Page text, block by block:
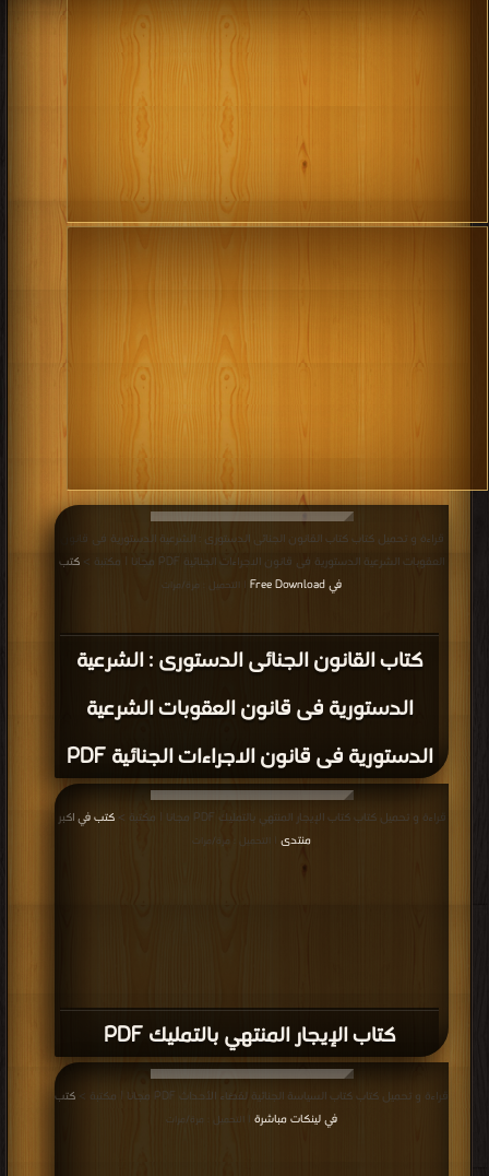
كتاب القانون الجنائى الدستورى : الشرعية
الدستورية فى قانون العقوبات الشرعية
الدستورية فى قانون الاجراءات الجنائية PDF
قراءة و تحميل كتاب كتاب القانون الجنائى الدستورى : الشرعية الدستورية فى قانون
العقوبات الشرعية الدستورية فى قانون الاجراءات الجنائية PDF مجانا | مكتبة >
كتب
في Free Download
| التحميل : مرة/مرات
كتاب الإيجار المنتهي بالتمليك PDF
قراءة و تحميل كتاب كتاب الإيجار المنتهي بالتمليك PDF مجانا | مكتبة >
كتب في اكبر
منتدى
| التحميل : مرة/مرات
قراءة و تحميل كتاب كتاب السياسة الجنائية لقضاء الأحداث PDF مجانا | مكتبة >
كتب
في لينكات مباشرة
| التحميل : مرة/مرات